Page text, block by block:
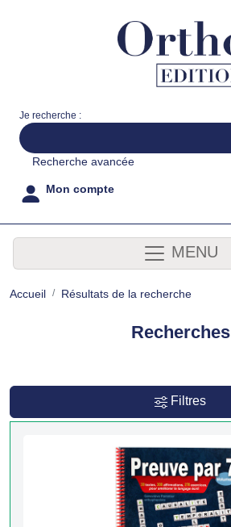
Je recherche :
Recherche avancée
Mon compte
MENU
Accueil Résultats de la recherche
Recherches
Filtres